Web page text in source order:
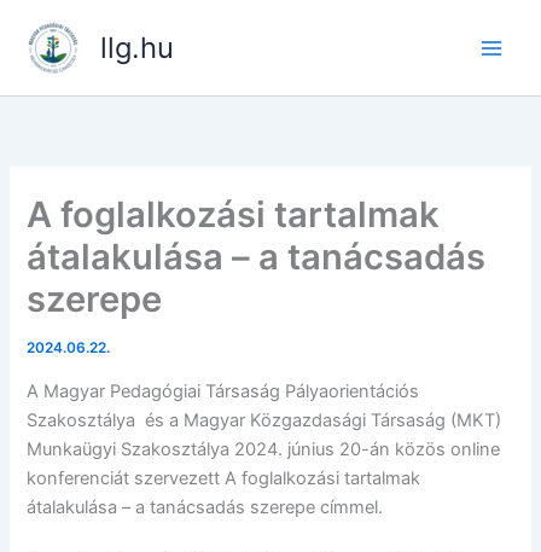
content
llg.hu
A foglalkozási tartalmak
átalakulása – a tanácsadás
szerepe
2024.06.22.
A Magyar Pedagógiai Társaság Pályaorientációs
Szakosztálya és a Magyar Közgazdasági Társaság (MKT)
Munkaügyi Szakosztálya 2024. június 20-án közös online
konferenciát szervezett A foglalkozási tartalmak
átalakulása – a tanácsadás szerepe címmel.